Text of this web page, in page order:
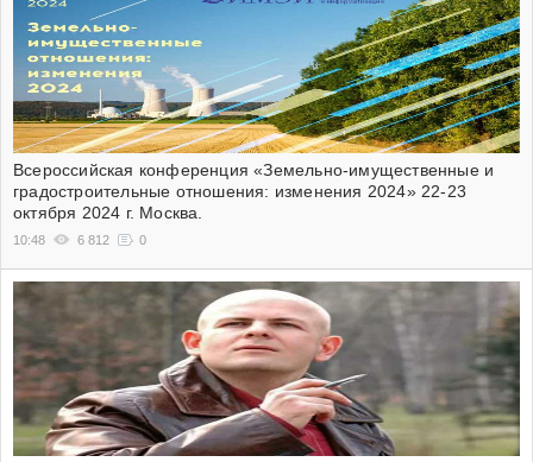
Всероссийская конференция «Земельно-имущественные и
градостроительные отношения: изменения 2024» 22-23
октября 2024 г. Москва.
10:48 6 812 0